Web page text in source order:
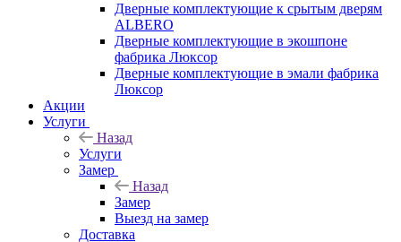
Дверные комплектующие к срытым дверям
ALBERO
Дверные комплектующие в экошпоне
фабрика Люксор
Дверные комплектующие в эмали фабрика
Люксор
Акции
Услуги
Назад
Услуги
Замер
Назад
Замер
Выезд на замер
Доставка